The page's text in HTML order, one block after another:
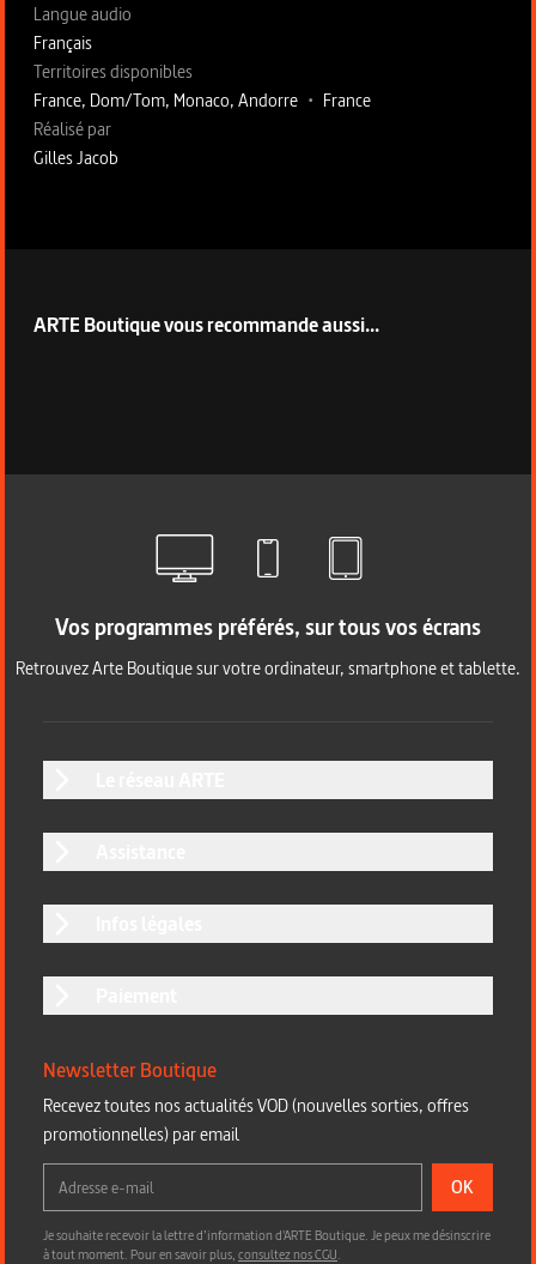
Langue audio
Français
Territoires disponibles
France, Dom/Tom, Monaco, Andorre • France
Fiche technique section droite
Réalisé par
Gilles Jacob
ARTE Boutique vous recommande aussi...
Vos programmes préférés, sur tous vos écrans
Retrouvez Arte Boutique sur votre ordinateur, smartphone et tablette.
Newsletter Boutique
Recevez toutes nos actualités VOD (nouvelles sorties, offres
promotionnelles) par email
OK
Je souhaite recevoir la lettre d’information d'ARTE Boutique. Je peux me désinscrire
à tout moment. Pour en savoir plus,consultez nos CGU.